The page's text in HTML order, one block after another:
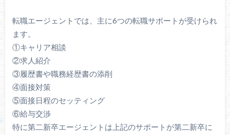
転職エージェントでは、主に6つの転職サポートが受けられ
ます。
①キャリア相談
②求人紹介
③履歴書や職務経歴書の添削
④面接対策
⑤面接日程のセッティング
⑥給与交渉
特に第二新卒エージェントは上記のサポートが第二新卒に